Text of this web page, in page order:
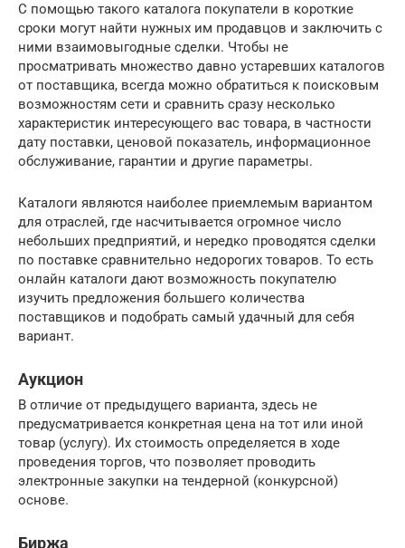
С помощью такого каталога покупатели в короткие
сроки могут найти нужных им продавцов и заключить с
ними взаимовыгодные сделки. Чтобы не
просматривать множество давно устаревших каталогов
от поставщика, всегда можно обратиться к поисковым
возможностям сети и сравнить сразу несколько
характеристик интересующего вас товара, в частности
дату поставки, ценовой показатель, информационное
обслуживание, гарантии и другие параметры.
Каталоги являются наиболее приемлемым вариантом
для отраслей, где насчитывается огромное число
небольших предприятий, и нередко проводятся сделки
по поставке сравнительно недорогих товаров. То есть
онлайн каталоги дают возможность покупателю
изучить предложения большего количества
поставщиков и подобрать самый удачный для себя
вариант.
Аукцион
В отличие от предыдущего варианта, здесь не
предусматривается конкретная цена на тот или иной
товар (услугу). Их стоимость определяется в ходе
проведения торгов, что позволяет проводить
электронные закупки на тендерной (конкурсной)
основе.
Биржа